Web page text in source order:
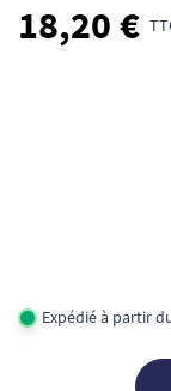
18,20 €
Expédié à partir